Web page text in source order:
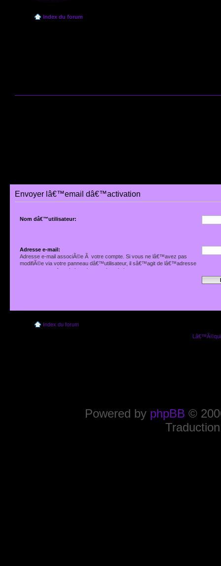
Index du forum
Envoyer lâ€™email dâ€™activation
Nom dâ€™utilisateur:
Adresse e-mail:
Adresse e-mail associÃ©e Ã votre compte. Si vous ne lâ€™avez pas
modifiÃ©e via votre panneau dâ€™utilisateur, il sâ€™agit de lâ€™adresse
que vous avez fournie lors de votre inscription.
Index du forum
Powered by phpBB ©